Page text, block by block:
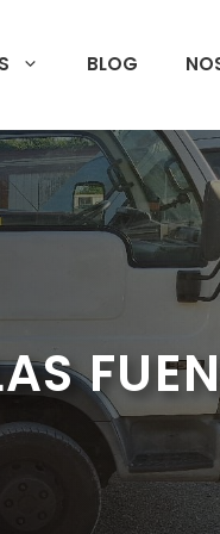
BLOG